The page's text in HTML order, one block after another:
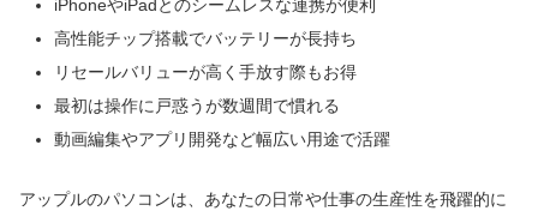
iPhoneやiPadとのシームレスな連携が便利
高性能チップ搭載でバッテリーが長持ち
リセールバリューが高く手放す際もお得
最初は操作に戸惑うが数週間で慣れる
動画編集やアプリ開発など幅広い用途で活躍
アップルのパソコンは、あなたの日常や仕事の生産性を飛躍的に